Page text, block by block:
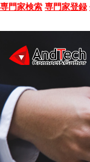
専門家検索 専門家登録
SEMINAR
BOOK
CONSULTING